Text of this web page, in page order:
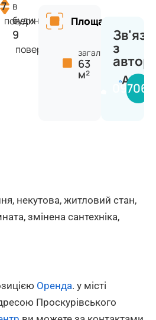
7
поверх
в
будинку
9
поверхів
Площа
загальна:
63
м²
з
некутова, житловий стан,
змінена сантехніка,
Оренда. у місті
Проскурівського